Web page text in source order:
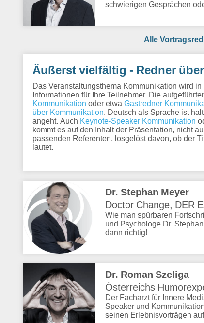
schwierigen Gesprächen
Alle
Äußerst vielfältig - Redner
Das Veranstaltungsthema Kommunikation wird
Informationen für Ihre Teilnehmer. Die
Kommunikation oder etwa Gastredner
über Kommunikation . Deutsch als Sprache ist
angeht. Auch Keynote-Speaker Kommunikation
kommt es auf den Inhalt der Präsentation, nicht
passenden Referenten, losgelöst davon, ob der
lautet.
Dr. Stephan Meyer
Doctor Change, DER
Wie man spürbaren
und Psychologe Dr.
dann richtig!
Dr. Roman Szeliga
Österreichs
Der Facharzt für Innere
Speaker und
seinen Erlebnisvorträgen